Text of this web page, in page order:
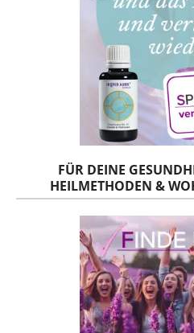
FÜR DEINE
HEILMETHODEN &